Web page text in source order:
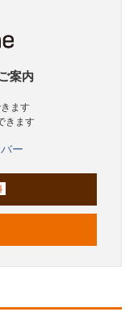
案内
ます
きます
ー